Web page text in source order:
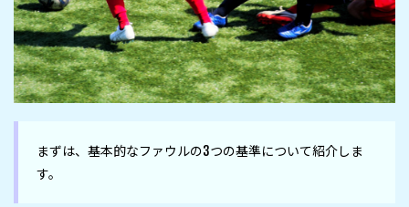
まずは、基本的なファウルの3つの基準について紹介しま
す。